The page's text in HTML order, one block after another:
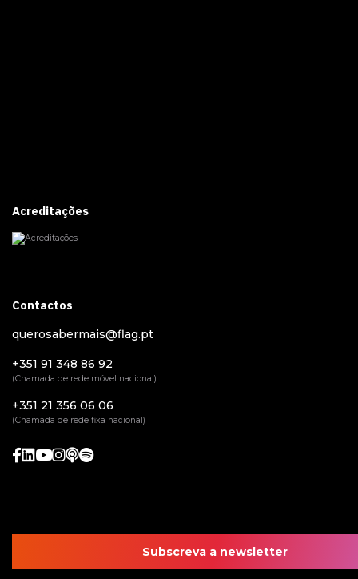
Acreditações
Contactos
querosabermais@flag.pt
+351 91 348 86 92
(Chamada de rede móvel nacional)
+351 21 356 06 06
(Chamada de rede fixa nacional)
Subscreva a newsletter